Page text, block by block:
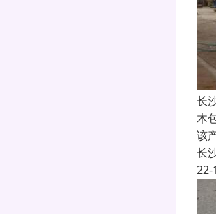
长
木
该
长
22-